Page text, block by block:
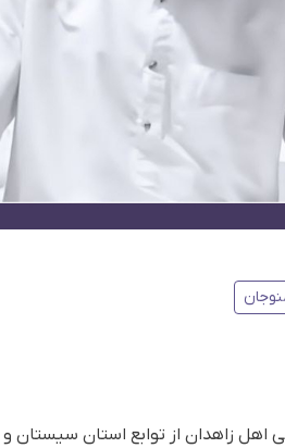
زاهدان از توابع استان سیستان و